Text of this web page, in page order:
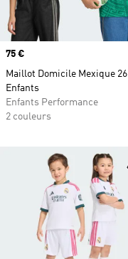
Prix
75 €
Maillot Domicile Mexique 26
Enfants
Enfants Performance
2 couleurs